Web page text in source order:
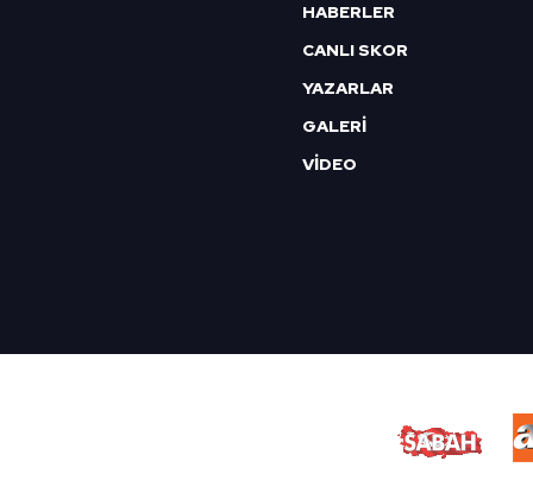
HABERLER
CANLI SKOR
YAZARLAR
GALERİ
VİDEO